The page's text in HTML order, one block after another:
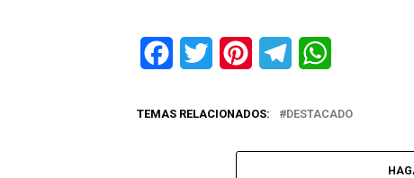
FacebookTwitter PinterestTelegram
TEMAS RELACIONADOS: DESTACADO